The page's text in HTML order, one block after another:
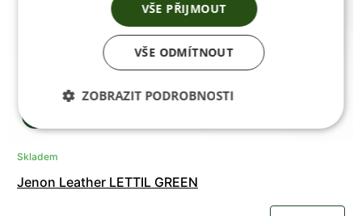
Skladem
Jenon Leather LETTIL GREEN
VŠE PŘIJMOUT
VŠE ODMÍTNOUT
ZOBRAZIT PODROBNOSTI